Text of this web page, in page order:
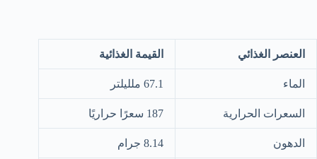
العنصر الغذائي القيمة الغذائية
الماء 67.1 ملليلتر
السعرات الحرارية 187 سعرًا حراريًا
الدهون 8.14 جرام